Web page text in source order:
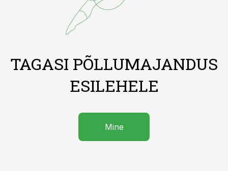
TAGASI PÕLLUMAJANDUS
ESILEHELE
Mine